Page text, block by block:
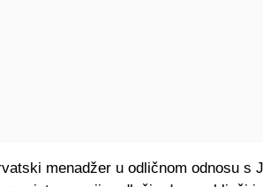
menadžer u odličnom odnosu s